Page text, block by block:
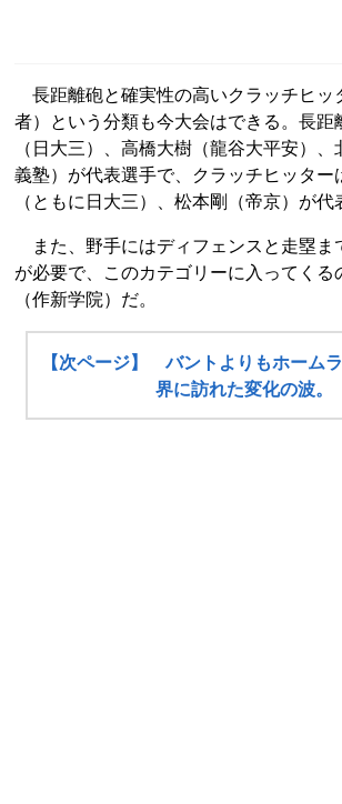
長距離砲と確実性の高いクラッチヒッ
者）という分類も今大会はできる。長距
（日大三）、高橋大樹（龍谷大平安）
義塾）が代表選手で、クラッチヒッター
（ともに日大三）、松本剛（帝京）が代
また、野手にはディフェンスと走塁ま
が必要で、このカテゴリーに入ってくる
（作新学院）だ。
【次ページ】 バントよりもホーム
界に訪れた変化の波。